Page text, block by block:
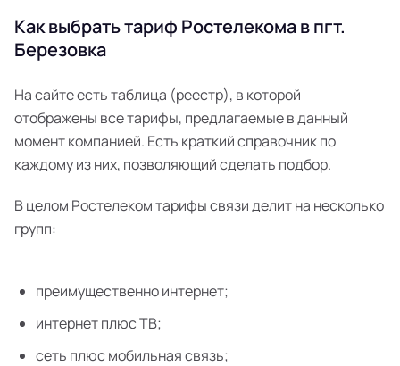
Как выбрать тариф Ростелекома в пгт.
Березовка
На сайте есть таблица (реестр), в которой
отображены все тарифы, предлагаемые в данный
момент компанией. Есть краткий справочник по
каждому из них, позволяющий сделать подбор.
В целом Ростелеком тарифы связи делит на несколько
групп:
преимущественно интернет;
интернет плюс ТВ;
сеть плюс мобильная связь;